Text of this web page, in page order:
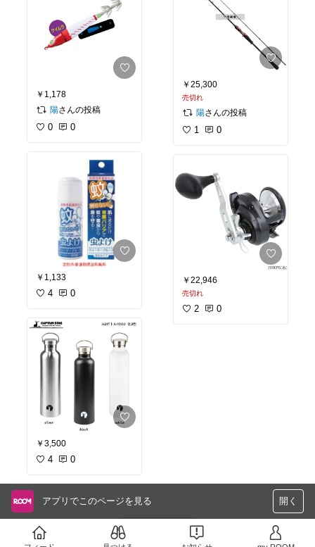
￥1,178
陽さんの投稿
0 0
￥1,133
4 0
￥3,500
4 0
￥25,300
売切れ
陽さんの投稿
1 0
￥22,946
売切れ
2 0
アプリでこのページを見る 開く